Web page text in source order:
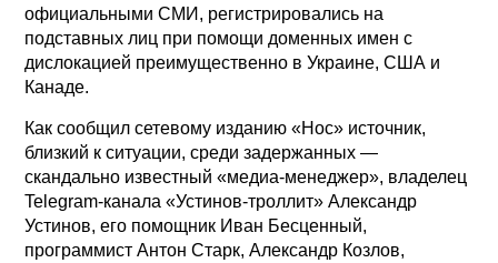
официальными СМИ, регистрировались на
подставных лиц при помощи доменных имен с
дислокацией преимущественно в Украине, США и
Канаде.
Как сообщил сетевому изданию «Нос» источник,
близкий к ситуации, среди задержанных —
скандально известный «медиа-менеджер», владелец
Telegram-канала «Устинов-троллит» Александр
Устинов, его помощник Иван Бесценный,
программист Антон Старк, Александр Козлов,